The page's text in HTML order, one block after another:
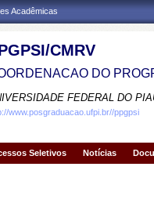
Acadêmicas
CMRV
DO
FEDERAL DO
www.posgraduacao.ufpi.br//ppgpsi
Seletivos Notícias